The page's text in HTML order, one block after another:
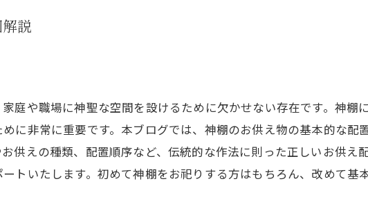
説
庭や職場に神聖な空間を設けるために欠かせない存在です。神棚
に非常に重要です。本ブログでは、神棚のお供え物の基本的な配
供えの種類、配置順序など、伝統的な作法に則った正しいお供え
トいたします。初めて神棚をお祀りする方はもちろん、改めて基